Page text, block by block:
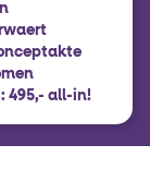
495,- all-in!